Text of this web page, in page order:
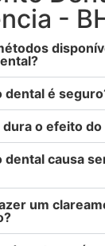
-
dental é
o efeito
dental causa
um